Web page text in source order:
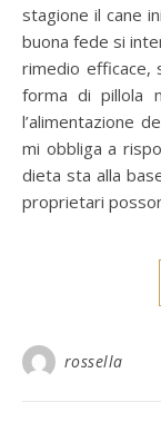
stagione il cane
buona fede si
rimedio efficace,
forma di pillola
l’alimentazione
mi obbliga a
dieta sta alla
proprietari
rossella